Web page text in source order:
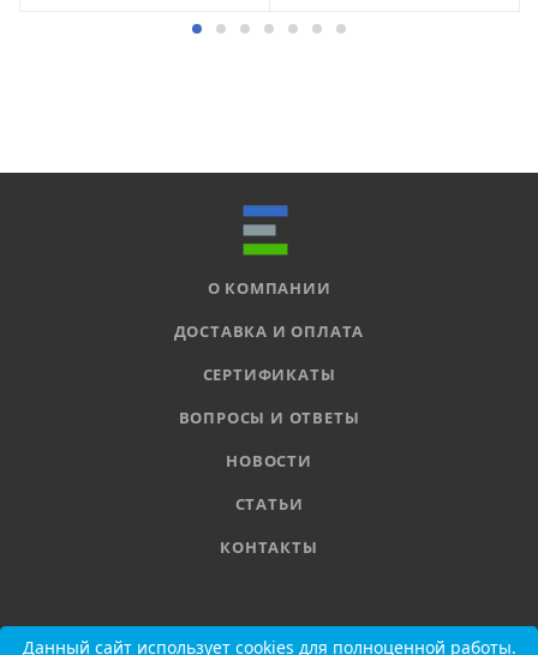
О КОМПАНИИ
ДОСТАВКА И ОПЛАТА
СЕРТИФИКАТЫ
ВОПРОСЫ И ОТВЕТЫ
НОВОСТИ
СТАТЬИ
КОНТАКТЫ
8 800 555-11-78
Данный сайт использует cookies для полноценной работы.
Данный сайт использует cookies для полноценной работы.